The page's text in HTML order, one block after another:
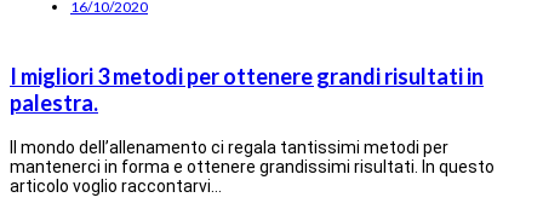
16/10/2020
I migliori 3 metodi per ottenere grandi risultati in
palestra.
Il mondo dell’allenamento ci regala tantissimi metodi per
mantenerci in forma e ottenere grandissimi risultati. In questo
articolo voglio raccontarvi…